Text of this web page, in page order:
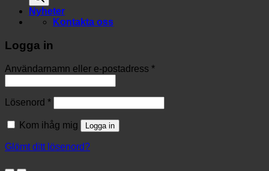
Nyheter
Kontakta oss
Logga in
Användarnamn eller e-postadress *
Lösenord *
Kom ihåg mig Logga in
Glömt ditt lösenord?